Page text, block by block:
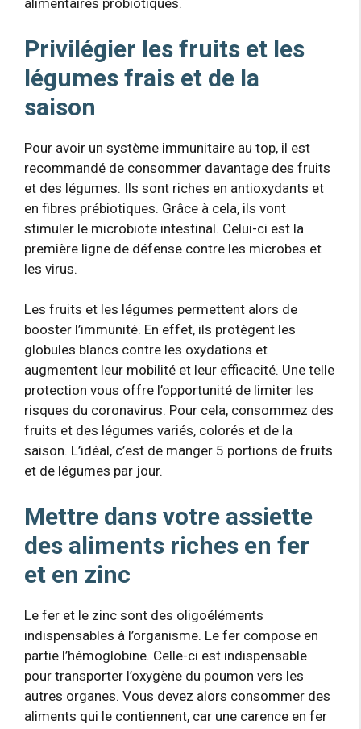
alimentaires probiotiques.
Privilégier les fruits et les
légumes frais et de la
saison
Pour avoir un système immunitaire au top, il est
recommandé de consommer davantage des fruits
et des légumes. Ils sont riches en antioxydants et
en fibres prébiotiques. Grâce à cela, ils vont
stimuler le microbiote intestinal. Celui-ci est la
première ligne de défense contre les microbes et
les virus.
Les fruits et les légumes permettent alors de
booster l’immunité. En effet, ils protègent les
globules blancs contre les oxydations et
augmentent leur mobilité et leur efficacité. Une telle
protection vous offre l’opportunité de limiter les
risques du coronavirus. Pour cela, consommez des
fruits et des légumes variés, colorés et de la
saison. L’idéal, c’est de manger 5 portions de fruits
et de légumes par jour.
Mettre dans votre assiette
des aliments riches en fer
et en zinc
Le fer et le zinc sont des oligoéléments
indispensables à l’organisme. Le fer compose en
partie l’hémoglobine. Celle-ci est indispensable
pour transporter l’oxygène du poumon vers les
autres organes. Vous devez alors consommer des
aliments qui le contiennent, car une carence en fer